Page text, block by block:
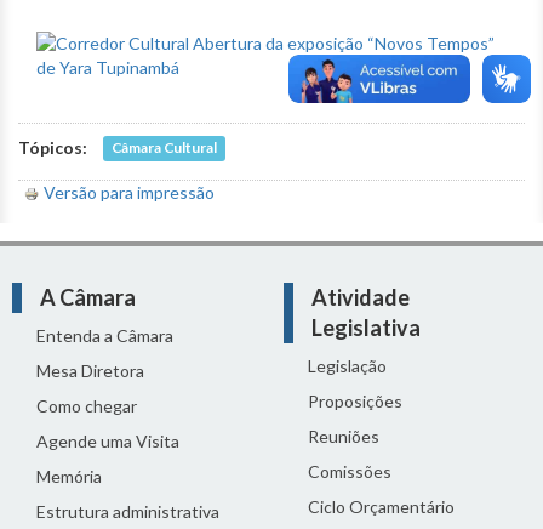
Tópicos: Câmara Cultural
Versão para impressão
A Câmara
Entenda a Câmara
Mesa Diretora
Como chegar
Agende uma Visita
Memória
Estrutura administrativa
Atividade
Legislativa
Legislação
Proposições
Reuniões
Comissões
Ciclo Orçamentário